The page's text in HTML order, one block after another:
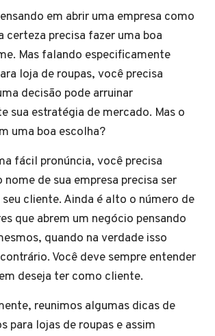
em abrir uma empresa como
certeza precisa fazer uma boa
Mas falando especificamente
loja de roupas, você precisa
decisão pode arruinar
sua estratégia de mercado. Mas o
uma boa escolha?
fácil pronúncia, você precisa
nome de sua empresa precisa ser
seu cliente. Ainda é alto o número de
que abrem um negócio pensando
quando na verdade isso
Você deve sempre entender
deseja ter como cliente.
reunimos algumas dicas de
para lojas de roupas e assim